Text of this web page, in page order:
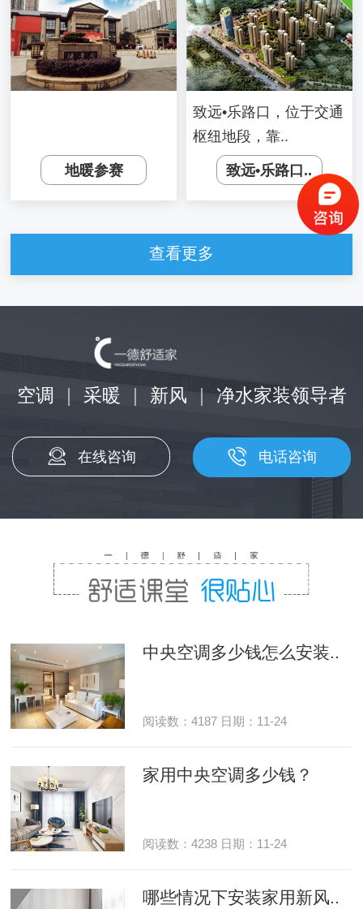
地暖参赛
致远•乐路口，位于交通
枢纽地段，靠..
致远•乐路口..
查看更多
空调 采暖 新风 净水家装领导者
在线咨询 电话咨询
中央空调多少钱怎么安装..
阅读数：4187 日期：11-24
家用中央空调多少钱？
阅读数：4238 日期：11-24
哪些情况下安装家用新风..